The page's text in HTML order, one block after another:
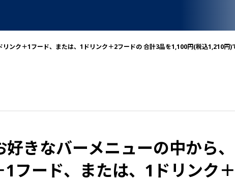
ンク＋1フード、または、1ドリンク＋2フードの 合計3品を1,100円(税込1,210円)
好きなバーメニューの中から、
1フード、または、1ドリンク